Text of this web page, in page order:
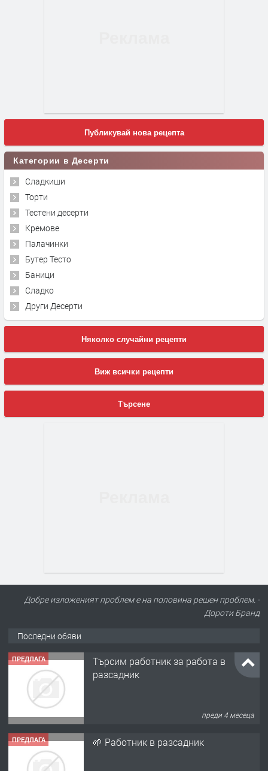
Публикувай нова рецепта
Категории в Десерти
Сладкиши
Торти
Тестени десерти
Кремове
Палачинки
Бутер Тесто
Баници
Сладко
Други Десерти
Няколко случайни рецепти
Виж всички рецепти
Търсене
Добре изложеният проблем е на половина решен проблем. -
Дороти Бранд
Последни обяви
ПРЕДЛАГА
Търсим работник за работа в
разсадник
преди 4 месеца
ПРЕДЛАГА 🌱 Работник в разсадник